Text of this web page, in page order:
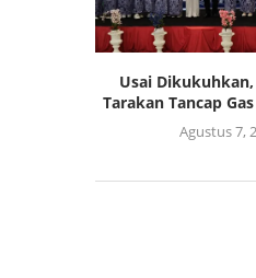
Usai Dikukuhkan,
Tarakan Tancap
Agustus 7,